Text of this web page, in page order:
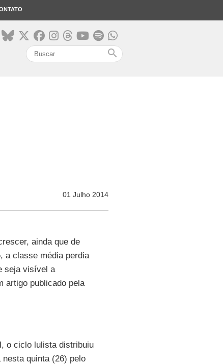
search
01 Julho 2014
ainda que de
a classe média perdia
seja visível a
artigo publicado pela
o ciclo lulista distribuiu
quinta (26) pelo